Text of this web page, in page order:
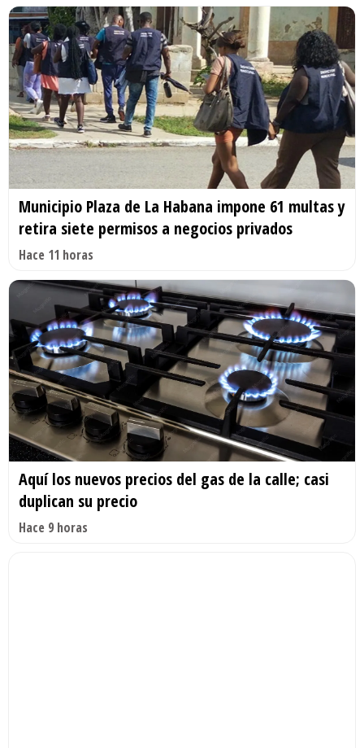
Municipio Plaza de La Habana impone 61 multas y
retira siete permisos a negocios privados
Hace 11 horas
Aquí los nuevos precios del gas de la calle; casi
duplican su precio
Hace 9 horas